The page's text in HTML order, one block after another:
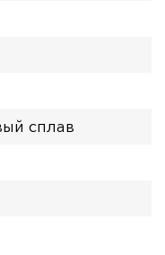
сплав